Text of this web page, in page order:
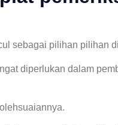
sebagai pilihan pilihan
diperlukan dalam